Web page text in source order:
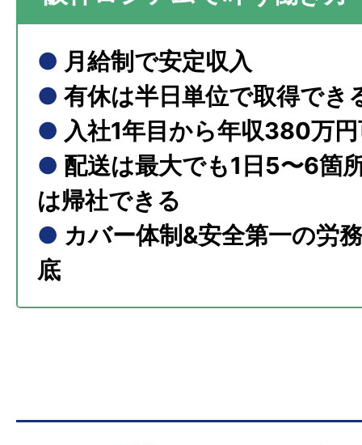
● 月給制で安定収入
● 有休は半日単位で取得でき
● 入社1年目から年収380万
● 配送は最大でも1日5〜6箇
は帰社できる
● カバー体制&安全第一の労
底